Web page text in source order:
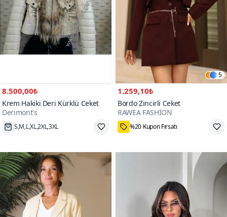
8.500,00₺
Krem Hakiki Deri Kürklü Ceket
Derimont's
S,M,L,XL,2XL,3XL
5
1.259,10₺
Bordo Zincirli Ceket
RAWEA FASHİON
%20 Kupon Fırsatı